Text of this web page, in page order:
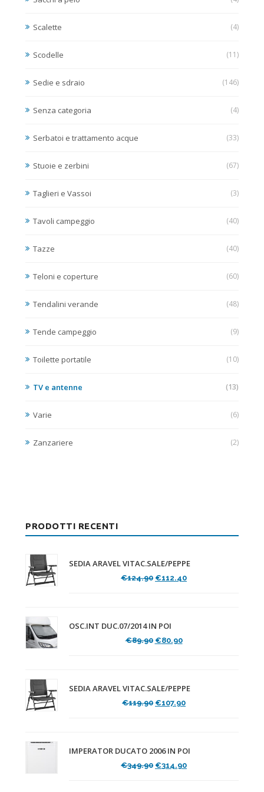
Scalette (4)
Scodelle (11)
Sedie e sdraio (146)
Senza categoria (4)
Serbatoi e trattamento acque (33)
Stuoie e zerbini (67)
Taglieri e Vassoi (3)
Tavoli campeggio (40)
Tazze (40)
Teloni e coperture (60)
Tendalini verande (48)
Tende campeggio (9)
Toilette portatile (10)
TV e antenne (13)
Varie (6)
Zanzariere (2)
PRODOTTI RECENTI
SEDIA ARAVEL VITAC.SALE/PEPPE
€124.90 Il
€124.90.
€112.40Il
OSC.INT DUC.07/2014 IN POI
€89.90 Il
€89.90.
€80.90Il
€80.90.
SEDIA ARAVEL VITAC.SALE/PEPPE
€119.90 Il
€119.90.
€107.90Il
€107.90.
IMPERATOR DUCATO 2006 IN POI
€349.90 Il
€314.90Il